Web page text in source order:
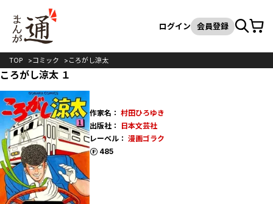
検索
ログイン 会員登録カート
TOP コミック ころがし涼太
ころがし涼太 １
作家名： 村田ひろゆき
出版社：
日本文芸社
レーベル： 漫画ゴラク
485
ポイント